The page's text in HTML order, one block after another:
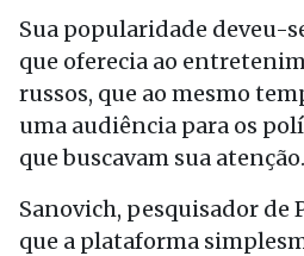
Sua popularidade deveu-
que oferecia ao
russos, que ao mesmo
uma audiência para os
que buscavam sua atenção.
Sanovich, pesquisador de
que a plataforma